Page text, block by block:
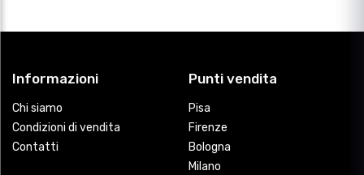
Informazioni
Chi siamo
Condizioni di vendita
Contatti
Punti vendita
Pisa
Firenze
Bologna
Milano